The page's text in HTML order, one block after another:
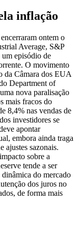
inflação
ontem o
Average, S&P
um episódio de
O movimento
da Câmara dos EUA
Department of
nova paralisação
mais fracos do
8,4% nas vendas de
investidores se
apontar
embora ainda traga
ajustes sazonais.
sobre a
tende a ser
do mercado
dos juros no
de forma mais